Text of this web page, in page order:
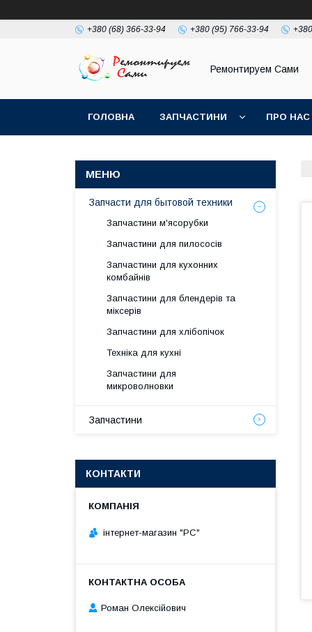
+380 (68) 366-33-94 +380 (95) 766-33-94
Ремонтируем Сами
ГОЛОВНА ЗАПЧАСТИНИ ПРО НАС
Запчасти для бытовой техники
Запчастини м'ясорубки
Запчастини для пилососів
Запчастини для кухонних
комбайнів
Запчастини для блендерів та
міксерів
Запчастини для хлібопічок
Техніка для кухні
Запчастини для
микроволновки
Запчастини
КОНТАКТИ
інтернет-магазин "РС"
Роман Олексійович